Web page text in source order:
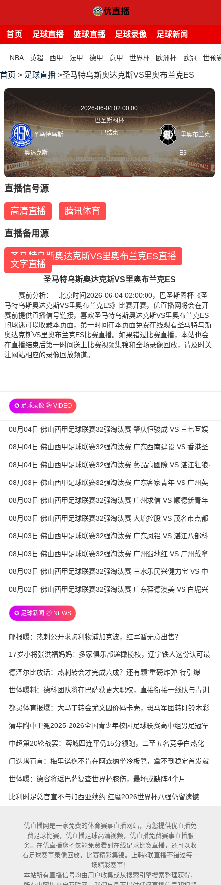
首页 足球直播 篮球直播 足球录像 足球新闻
NBA 英超 西甲 法甲 德甲 意甲 世界杯 欧洲杯 欧冠 世预
首页 > 足球直播 >圣马特乌斯奥达克斯VS里奥布兰克ES
圣马特乌斯
奥达克斯
2026-06-04 02:00:00
巴圣斯图杯
已结束
里奥布兰克
ES
直播信号源
高清直播 腾讯体育
直播备用源
圣马特乌斯奥达克斯VS里奥布兰克ES直播
文字直播
圣马特乌斯奥达克斯VS里奥布兰克ES
赛前分析： 北京时间2026-06-04 02:00:00，巴圣斯图杯《圣
马特乌斯奥达克斯VS里奥布兰克ES》比赛开赛，优直播网将会在开
赛前提供直播信号链接，喜欢圣马特乌斯奥达克斯VS里奥布兰克ES
的球迷可以收藏本页面，第一时间在本页面免费在线观看圣马特乌斯
奥达克斯VS里奥布兰克ES比赛直播。如果错过比赛直播，本站也会
在直播结束后第一时间送上比赛视频集锦和全场录像回放，请及时关
注网站相应的录像回放频道。
✪ 足球录像 ㉔ VIDEO
08月04日 佛山西甲足球联赛32强淘汰赛 肇庆恒骏成 VS 三七互娱
全场录像
08月04日 佛山西甲足球联赛32强淘汰赛 广东西南建设 VS 香港圣
徒 全场录像
08月04日 佛山西甲足球联赛32强淘汰赛 藝品高國際 VS 湛江狂狼·
粵辉能源 全场录像
08月03日 佛山西甲足球联赛32强淘汰赛 广东客家青年 VS 广州英
华思力U17 全场录像
08月03日 佛山西甲足球联赛32强淘汰赛 广州求信 VS 顺德新青年
全场录像
08月03日 佛山西甲足球联赛32强淘汰赛 大塘控股 VS 茂名市点都
得 全场录像
08月03日 佛山西甲足球联赛32强淘汰赛 广东凤铝 VS 湛江八部科
技 全场录像
08月03日 佛山西甲足球联赛32强淘汰赛 广州蜀地红 VS 广州戴拿
模 全场录像
08月03日 佛山西甲足球联赛32强淘汰赛 三水乐民兴健力宝 VS 中
国澳门澳科精英 全场录像
08月02日 佛山西甲足球联赛32强淘汰赛 广东葆德澳美 VS 白坭兴
✪ 足球新闻 ㉔ NEWS
邮报曝：热刺公开求购利物浦加克波，红军暂无意出售？
17岁小将张洪福妈妈：多家俱乐部递橄榄枝，辽宁铁人这份认可最
实在
德泽尔比放话：热刺转会才完成六成？还有颗“重磅炸弹”待引爆
世体曝料：德科团队将在巴萨获更大职权，直接衔接一线队与青训
都灵体育报爆：大马丁转会尤文因价码卡壳，斑马军团转盯铃木彩
艳与维卡里奥
清华附中卫冕2025-2026全国青少年校园足球联赛高中组男足冠军
中超第20轮战罢：蓉城四连平仍15分领跑，二至五名竞争白热化
门迭塔直言：梅里诺绝不肯在阿森纳坐冷板凳，拿不到稳定首发就
考虑另寻出路
世体曝：德容将返巴萨复查世界杯膝伤，最坏或缺阵4个月
比利时足总官宣不与加西亚续约 红魔2026世界杯八强仍留遗憾
优直播网是一家免费的体育赛事直播网站，为您提供优直播免
费足球比赛，优直播足球高清视频，优直播免费赛事直播服
务。在优直播您不仅能免费看到在线足球比赛直播，还可以收
看足球赛事录像回放，比赛精彩集锦。上韩k联直播不错过每一
场精彩赛事！
本站所有直播信号均由用户收集或从搜索引擎搜索整理获得，